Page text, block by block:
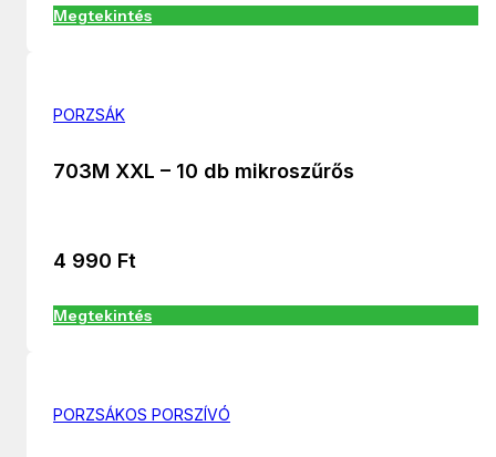
Megtekintés
PORZSÁK
703M XXL – 10 db mikroszűrős
4 990 Ft
Megtekintés
PORZSÁKOS PORSZÍVÓ